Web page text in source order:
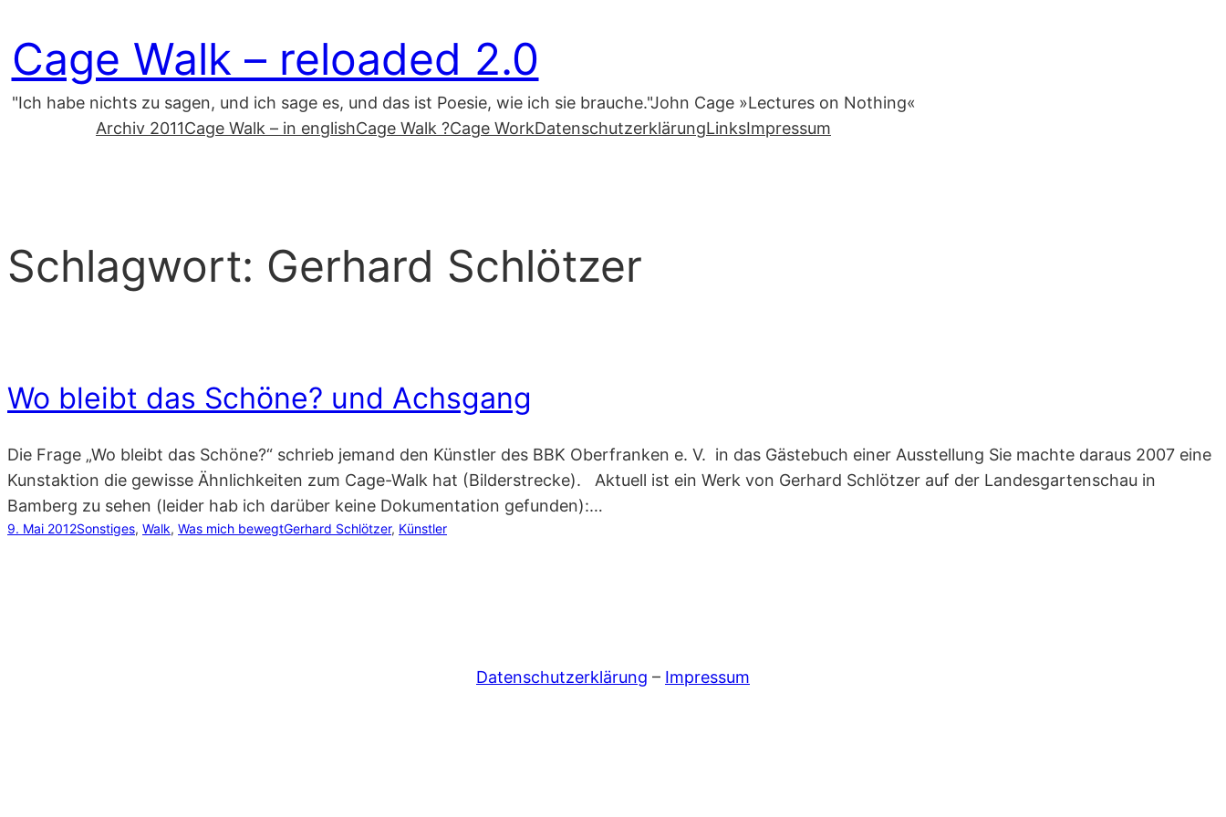
Inhalt
springen
Cage Walk – reloaded 2.0
"Ich habe nichts zu sagen, und ich sage es, und das ist Poesie, wie ich sie brauche."John Cage »Lectures on Nothing«
Archiv 2011Cage Walk – in englishCage Walk ?Cage WorkDatenschutzerklärungLinksImpressum
Schlagwort: Gerhard Schlötzer
Wo bleibt das Schöne? und Achsgang
Die Frage „Wo bleibt das Schöne?“ schrieb jemand den Künstler des BBK Oberfranken e. V. in das Gästebuch einer Ausstellung Sie machte daraus 2007 eine
Kunstaktion die gewisse Ähnlichkeiten zum Cage-Walk hat (Bilderstrecke). Aktuell ist ein Werk von Gerhard Schlötzer auf der Landesgartenschau in
Bamberg zu sehen (leider hab ich darüber keine Dokumentation gefunden):…
9. Mai 2012Sonstiges, Walk, Was mich bewegtGerhard Schlötzer, Künstler
Datenschutzerklärung – Impressum